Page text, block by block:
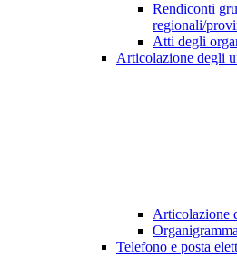
Rendiconti
regionali/
Atti degli
Articolazione degli
Articolazione
Organigramma
Telefono e posta